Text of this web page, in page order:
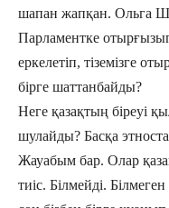
шапан жапқан. Ольга
Парламентке
еркелетіп, тіземізге
бірге шаттанбайды?
Неге қазақтың біреуі
шулайды? Басқа
Жауабым бар. Олар
тиіс. Білмейді. Білмеген